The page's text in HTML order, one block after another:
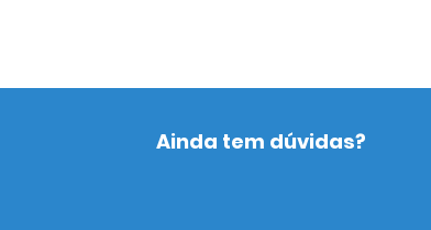
Ainda tem dúvidas?